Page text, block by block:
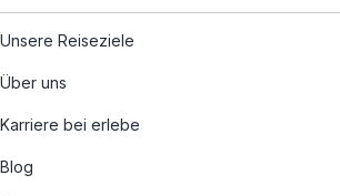
Unsere Reiseziele
Über uns
Karriere bei erlebe
Blog